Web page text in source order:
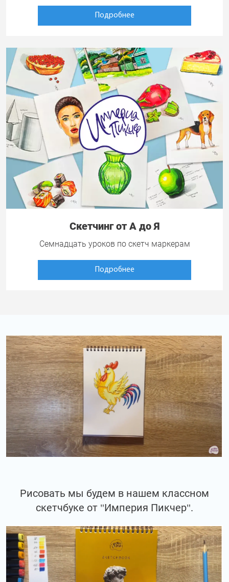
Подробнее
Скетчинг от А до Я
Семнадцать уроков по скетч маркерам
Подробнее
Рисовать мы будем в нашем классном
скетчбуке от "Империя Пикчер".